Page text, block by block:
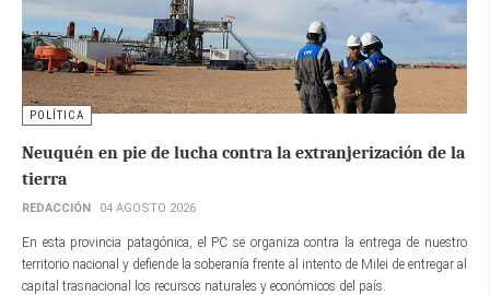
POLÍTICA
Neuquén en pie de lucha contra la extranjerización de la
tierra
REDACCIÓN 04 AGOSTO 2026
En esta provincia patagónica, el PC se organiza contra la entrega de nuestro
territorio nacional y defiende la soberanía frente al intento de Milei de entregar al
capital trasnacional los recursos naturales y económicos del país.